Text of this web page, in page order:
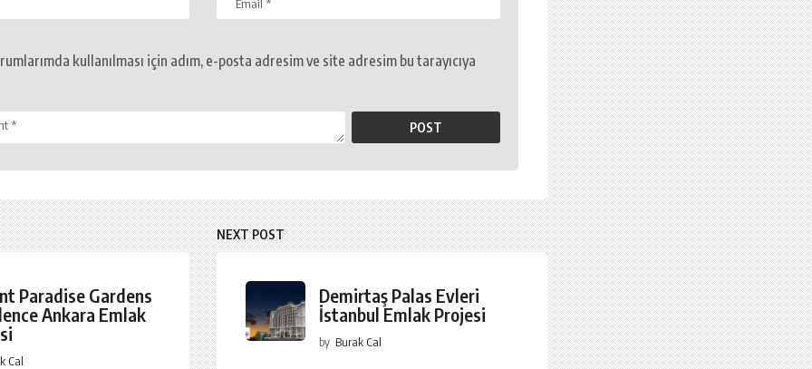
kullanılması için adım, e-posta adresim ve site adresim bu tarayıcıya
Paradise Gardens
Ankara Emlak
Cal
NEXT POST
Demirtaş Palas Evleri
İstanbul Emlak Projesi
by Burak Cal